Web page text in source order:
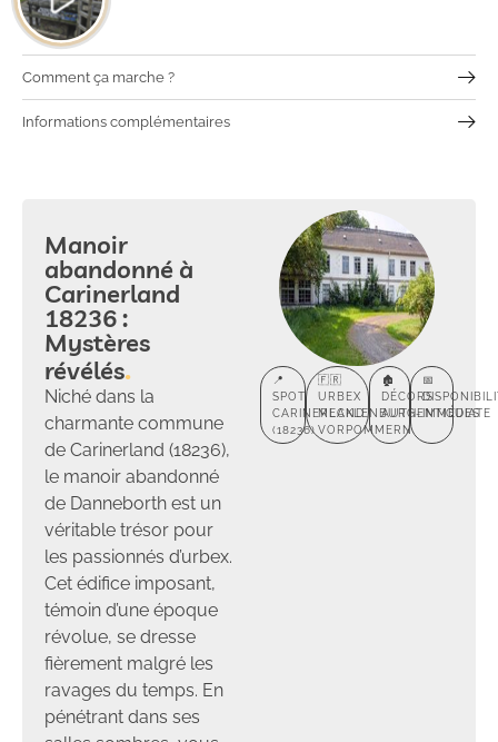
Comment ça marche ?
Informations complémentaires
Manoir
abandonné à
Carinerland
18236 :
Mystères
révélés
Niché dans la
charmante commune
de Carinerland (18236),
le manoir abandonné
de Danneborth est un
véritable trésor pour
les passionnés d’urbex.
Cet édifice imposant,
témoin d’une époque
révolue, se dresse
fièrement malgré les
ravages du temps. En
pénétrant dans ses
📍
SPOT
CARINERLAND
(18236)
🇫🇷
URBEX
MECKLENBURG-
VORPOMMERN
🏚️
DÉCORS
AUTHENTIQUES
📅
IMMÉDIATE